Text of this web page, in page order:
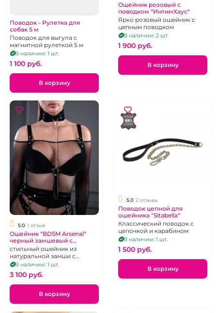
Поводок - Рулетка для
собак 5 м
Поводок для выгула с
магнитной рулеткой 5 м
В наличии: 1 шт.
1 100 pуб.
В корзину
Ошейник розовый с
поводком "ИнтимХаус"
Ярко розовый ошейник с
цепным поводком
В наличии: 2 шт.
1 900 pуб.
В корзину
5.0 1 отзыв
Ошейник "BDSM Arsenal"
черный замшевый с
поводком
стильный ошейник из
натуральной замши с
коротким поводком-
В наличии: 1 шт.
3 100 pуб.
В корзину
5.0 2 отзыва
Поводок цепной для
ошейника "Sitabella"
Классический поводок с
цепочкой и карабином
В наличии: 1 шт.
1 500 pуб.
В корзину